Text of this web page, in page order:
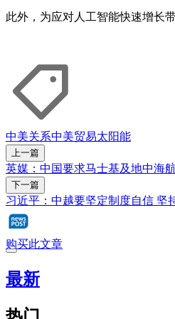
此外，为应对人工智能快速增长
中美关系中美贸易太阳能
上一篇
英媒：中国要求马士基及地中海
下一篇
习近平：中越要坚定制度自信 坚
购买此文章
最新